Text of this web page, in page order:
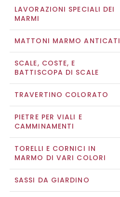
LAVORAZIONI SPECIALI DEI
MARMI
MATTONI MARMO ANTICATI
SCALE, COSTE, E
BATTISCOPA DI SCALE
TRAVERTINO COLORATO
PIETRE PER VIALI E
CAMMINAMENTI
TORELLI E CORNICI IN
MARMO DI VARI COLORI
SASSI DA GIARDINO